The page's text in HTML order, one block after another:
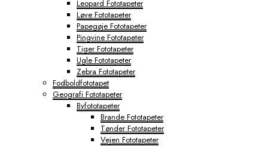
Leopard Fototapeter
Løve Fototapeter
Papegøje Fototapeter
Pingvine Fototapeter
Tiger Fototapeter
Ugle Fototapeter
Zebra Fototapeter
Fodboldfototapet
Geografi Fototapeter
Byfototapeter
Brande Fototapeter
Tønder Fototapeter
Vejen Fototapeter